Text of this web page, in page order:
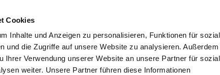
Cookies
Inhalte und Anzeigen zu personalisieren, Funktionen für
und die Zugriffe auf unsere Website zu analysieren. Außerdem
Ihrer Verwendung unserer Website an unsere Partner für
weiter. Unsere Partner führen diese Informationen
Agile Führung Laterale Führung Leadership